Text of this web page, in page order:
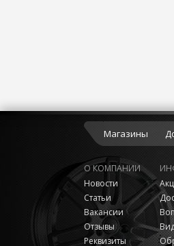
Магазины
О КОМПАНИИ
Новости
Статьи
Вакансии
Отзывы
Реквизиты